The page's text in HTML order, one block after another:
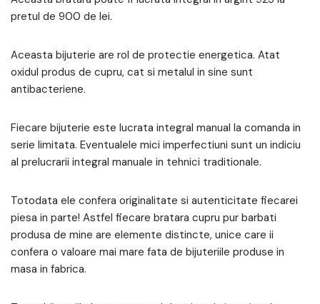
pretul de 900 de lei.
Aceasta bijuterie are rol de protectie energetica. Atat
oxidul produs de cupru, cat si metalul in sine sunt
antibacteriene.
Fiecare bijuterie este lucrata integral manual la comanda in
serie limitata. Eventualele mici imperfectiuni sunt un indiciu
al prelucrarii integral manuale in tehnici traditionale.
Totodata ele confera originalitate si autenticitate fiecarei
piesa in parte! Astfel fiecare bratara cupru pur barbati
produsa de mine are elemente distincte, unice care ii
confera o valoare mai mare fata de bijuteriile produse in
masa in fabrica.